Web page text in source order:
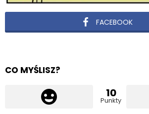
FACEBOOK
CO MYŚLISZ?
10
Punkty